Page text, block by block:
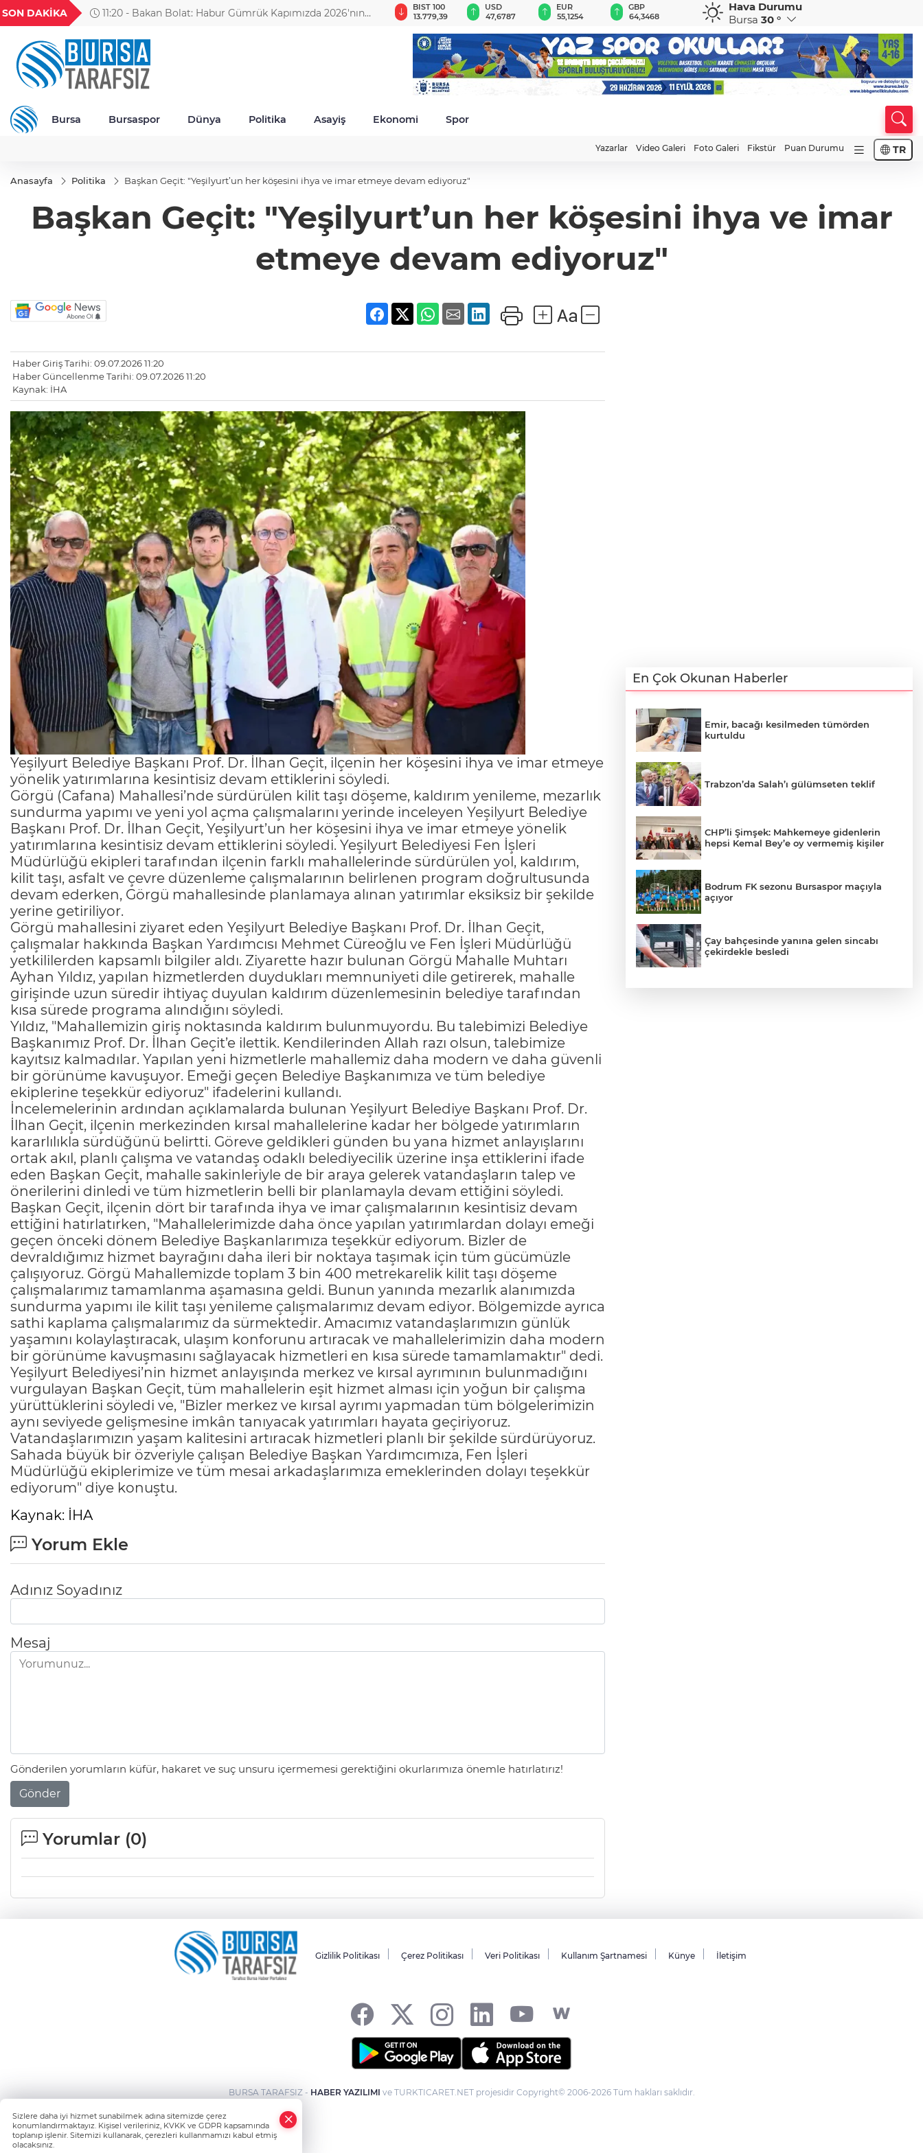
SON DAKİKA
11:20 - Bakan Bolat: Habur Gümrük Kapımızda 2026'nın
18,2677
TND
16,3788
BGN
27,9743
VND
0,0018
GAU/TRY
6.660,55
BIST 100
13.779,39
USD
47,6787
EUR
55,1254
GBP
64,3468
CHF
59,0083
CAD
34,1883
Hava Durumu
Bursa 30 °
Bursa Bursaspor Dünya Politika Asayiş Ekonomi Spor
Yazarlar Video Galeri Foto Galeri Fikstür Puan Durumu TR
Anasayfa Politika Başkan Geçit: "Yeşilyurt’un her köşesini ihya ve imar etmeye devam ediyoruz"
Başkan Geçit: "Yeşilyurt’un her köşesini ihya ve imar
etmeye devam ediyoruz"
Haber Giriş Tarihi: 09.07.2026 11:20
Haber Güncellenme Tarihi: 09.07.2026 11:20
Kaynak: İHA
Yeşilyurt Belediye Başkanı Prof. Dr. İlhan Geçit, ilçenin her köşesini ihya ve imar etmeye
yönelik yatırımlarına kesintisiz devam ettiklerini söyledi.
Görgü (Cafana) Mahallesi’nde sürdürülen kilit taşı döşeme, kaldırım yenileme, mezarlık
sundurma yapımı ve yeni yol açma çalışmalarını yerinde inceleyen Yeşilyurt Belediye
Başkanı Prof. Dr. İlhan Geçit, Yeşilyurt’un her köşesini ihya ve imar etmeye yönelik
yatırımlarına kesintisiz devam ettiklerini söyledi. Yeşilyurt Belediyesi Fen İşleri
Müdürlüğü ekipleri tarafından ilçenin farklı mahallelerinde sürdürülen yol, kaldırım,
kilit taşı, asfalt ve çevre düzenleme çalışmalarının belirlenen program doğrultusunda
devam ederken, Görgü mahallesinde planlamaya alınan yatırımlar eksiksiz bir şekilde
yerine getiriliyor.
Görgü mahallesini ziyaret eden Yeşilyurt Belediye Başkanı Prof. Dr. İlhan Geçit,
çalışmalar hakkında Başkan Yardımcısı Mehmet Cüreoğlu ve Fen İşleri Müdürlüğü
yetkililerden kapsamlı bilgiler aldı. Ziyarette hazır bulunan Görgü Mahalle Muhtarı
Ayhan Yıldız, yapılan hizmetlerden duydukları memnuniyeti dile getirerek, mahalle
girişinde uzun süredir ihtiyaç duyulan kaldırım düzenlemesinin belediye tarafından
kısa sürede programa alındığını söyledi.
Yıldız, "Mahallemizin giriş noktasında kaldırım bulunmuyordu. Bu talebimizi Belediye
Başkanımız Prof. Dr. İlhan Geçit’e ilettik. Kendilerinden Allah razı olsun, talebimize
kayıtsız kalmadılar. Yapılan yeni hizmetlerle mahallemiz daha modern ve daha güvenli
bir görünüme kavuşuyor. Emeği geçen Belediye Başkanımıza ve tüm belediye
ekiplerine teşekkür ediyoruz" ifadelerini kullandı.
İncelemelerinin ardından açıklamalarda bulunan Yeşilyurt Belediye Başkanı Prof. Dr.
İlhan Geçit, ilçenin merkezinden kırsal mahallelerine kadar her bölgede yatırımların
kararlılıkla sürdüğünü belirtti. Göreve geldikleri günden bu yana hizmet anlayışlarını
ortak akıl, planlı çalışma ve vatandaş odaklı belediyecilik üzerine inşa ettiklerini ifade
eden Başkan Geçit, mahalle sakinleriyle de bir araya gelerek vatandaşların talep ve
önerilerini dinledi ve tüm hizmetlerin belli bir planlamayla devam ettiğini söyledi.
Başkan Geçit, ilçenin dört bir tarafında ihya ve imar çalışmalarının kesintisiz devam
ettiğini hatırlatırken, "Mahallelerimizde daha önce yapılan yatırımlardan dolayı emeği
geçen önceki dönem Belediye Başkanlarımıza teşekkür ediyorum. Bizler de
devraldığımız hizmet bayrağını daha ileri bir noktaya taşımak için tüm gücümüzle
çalışıyoruz. Görgü Mahallemizde toplam 3 bin 400 metrekarelik kilit taşı döşeme
çalışmalarımız tamamlanma aşamasına geldi. Bunun yanında mezarlık alanımızda
sundurma yapımı ile kilit taşı yenileme çalışmalarımız devam ediyor. Bölgemizde ayrıca
sathi kaplama çalışmalarımız da sürmektedir. Amacımız vatandaşlarımızın günlük
yaşamını kolaylaştıracak, ulaşım konforunu artıracak ve mahallelerimizin daha modern
bir görünüme kavuşmasını sağlayacak hizmetleri en kısa sürede tamamlamaktır" dedi.
Yeşilyurt Belediyesi’nin hizmet anlayışında merkez ve kırsal ayrımının bulunmadığını
vurgulayan Başkan Geçit, tüm mahallelerin eşit hizmet alması için yoğun bir çalışma
yürüttüklerini söyledi ve, "Bizler merkez ve kırsal ayrımı yapmadan tüm bölgelerimizin
aynı seviyede gelişmesine imkân tanıyacak yatırımları hayata geçiriyoruz.
Vatandaşlarımızın yaşam kalitesini artıracak hizmetleri planlı bir şekilde sürdürüyoruz.
Sahada büyük bir özveriyle çalışan Belediye Başkan Yardımcımıza, Fen İşleri
Müdürlüğü ekiplerimize ve tüm mesai arkadaşlarımıza emeklerinden dolayı teşekkür
ediyorum" diye konuştu.
Kaynak: İHA
Yorum Ekle
Adınız Soyadınız
Mesaj
Gönderilen yorumların küfür, hakaret ve suç unsuru içermemesi gerektiğini okurlarımıza önemle hatırlatırız!
Gönder
Yorumlar (0)
En Çok Okunan Haberler
Emir, bacağı kesilmeden tümörden
kurtuldu
Trabzon’da Salah’ı gülümseten teklif
CHP’li Şimşek: Mahkemeye gidenlerin
hepsi Kemal Bey’e oy vermemiş kişiler
Bodrum FK sezonu Bursaspor maçıyla
açıyor
Çay bahçesinde yanına gelen sincabı
çekirdekle besledi
Gizlilik Politikası Çerez Politikası Veri Politikası Kullanım Şartnamesi Künye İletişim
BURSA TARAFSIZ - HABER YAZILIMI ve TURKTICARET.NET projesidir Copyright© 2006-2026 Tüm hakları saklıdır.
Sizlere daha iyi hizmet sunabilmek adına sitemizde çerez
konumlandırmaktayız. Kişisel verileriniz, KVKK ve GDPR kapsamında
toplanıp işlenir. Sitemizi kullanarak, çerezleri kullanmamızı kabul etmiş
olacaksınız.
Whatsapp